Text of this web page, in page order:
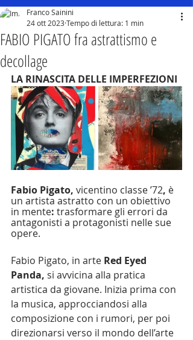
FABIO PIGATO fra astrattismo e
decollage
Franco Sainini
24 ott 2023 Tempo di lettura: 1 min
LA RINASCITA DELLE IMPERFEZIONI
Fabio Pigato, vicentino classe ’72, è
un artista astratto con un obiettivo
in mente: trasformare gli errori da
antagonisti a protagonisti nelle sue
opere.
Fabio Pigato, in arte Red Eyed
Panda, si avvicina alla pratica
artistica da giovane. Inizia prima con
la musica, approcciandosi alla
composizione con i rumori, per poi
direzionarsi verso il mondo dell’arte